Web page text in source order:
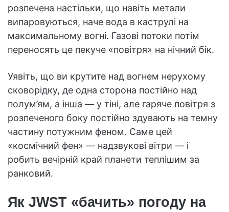
розпечена настільки, що навіть метали
випаровуються, наче вода в каструлі на
максимальному вогні. Газові потоки потім
переносять це пекуче «повітря» на нічний бік.
Уявіть, що ви крутите над вогнем нерухому
сковорідку, де одна сторона постійно над
полум’ям, а інша — у тіні, але гаряче повітря з
розпеченого боку постійно здувають на темну
частину потужним феном. Саме цей
«космічний фен» — надзвукові вітри — і
робить вечірній край планети теплішим за
ранковий.
Як JWST «бачить» погоду на